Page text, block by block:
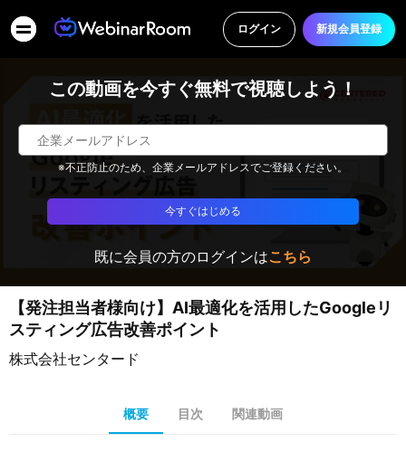
ログイン 新規会員登録
この動画を今すぐ無料で視聴しよう！
※不正防止のため、企業メールアドレスでご登録ください。
今すぐはじめる
既に会員の方のログインはこちら
【発注担当者様向け】AI最適化を活用したGoogleリ
スティング広告改善ポイント
株式会社センタード
概要 目次 関連動画